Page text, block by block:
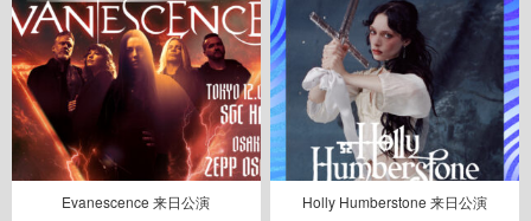
Evanescence 来日公演 Holly Humberstone 来日公演